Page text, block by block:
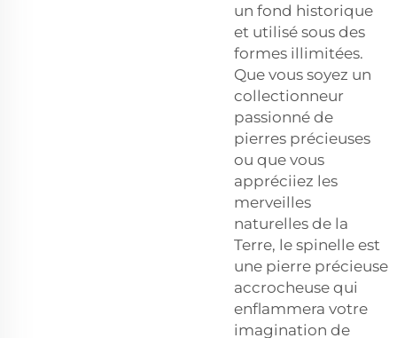
un fond historique
et utilisé sous des
formes illimitées.
Que vous soyez un
collectionneur
passionné de
pierres précieuses
ou que vous
appréciiez les
merveilles
naturelles de la
Terre, le spinelle est
une pierre précieuse
accrocheuse qui
enflammera votre
imagination de